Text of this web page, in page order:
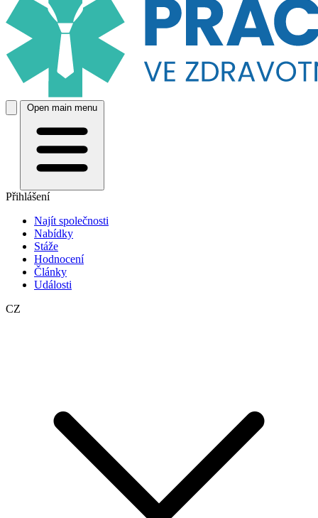
Open main menu
Přihlášení
Najít společnosti
Nabídky
Stáže
Hodnocení
Články
Události
CZ